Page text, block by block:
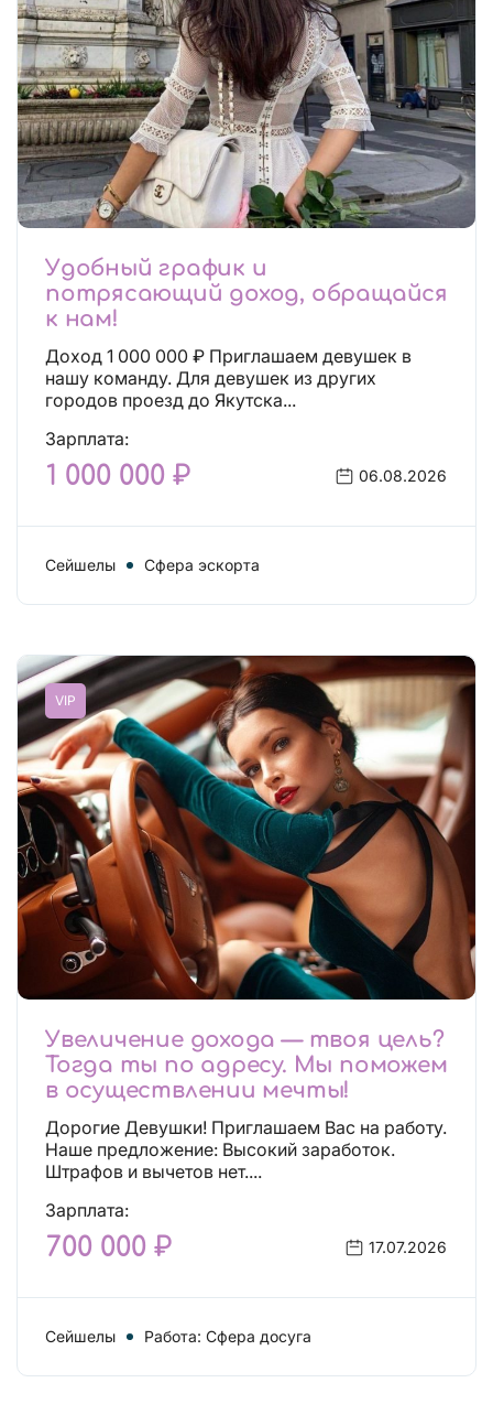
Удобный график и
потрясающий доход, обращайся
к нам!
Доход 1 000 000 ₽ Приглашаем девушек в
нашу команду. Для девушек из других
городов проезд до Якутска...
Зарплата:
1 000 000 ₽ 06.08.2026
Сейшелы Сфера эскорта
VIP
Увеличение дохода — твоя цель?
Тогда ты по адресу. Мы поможем
в осуществлении мечты!
Дорогие Девушки! Приглашаем Вас на работу.
Наше предложение: Высокий заработок.
Штрафов и вычетов нет....
Зарплата:
700 000 ₽ 17.07.2026
Сейшелы Работа: Сфера досуга